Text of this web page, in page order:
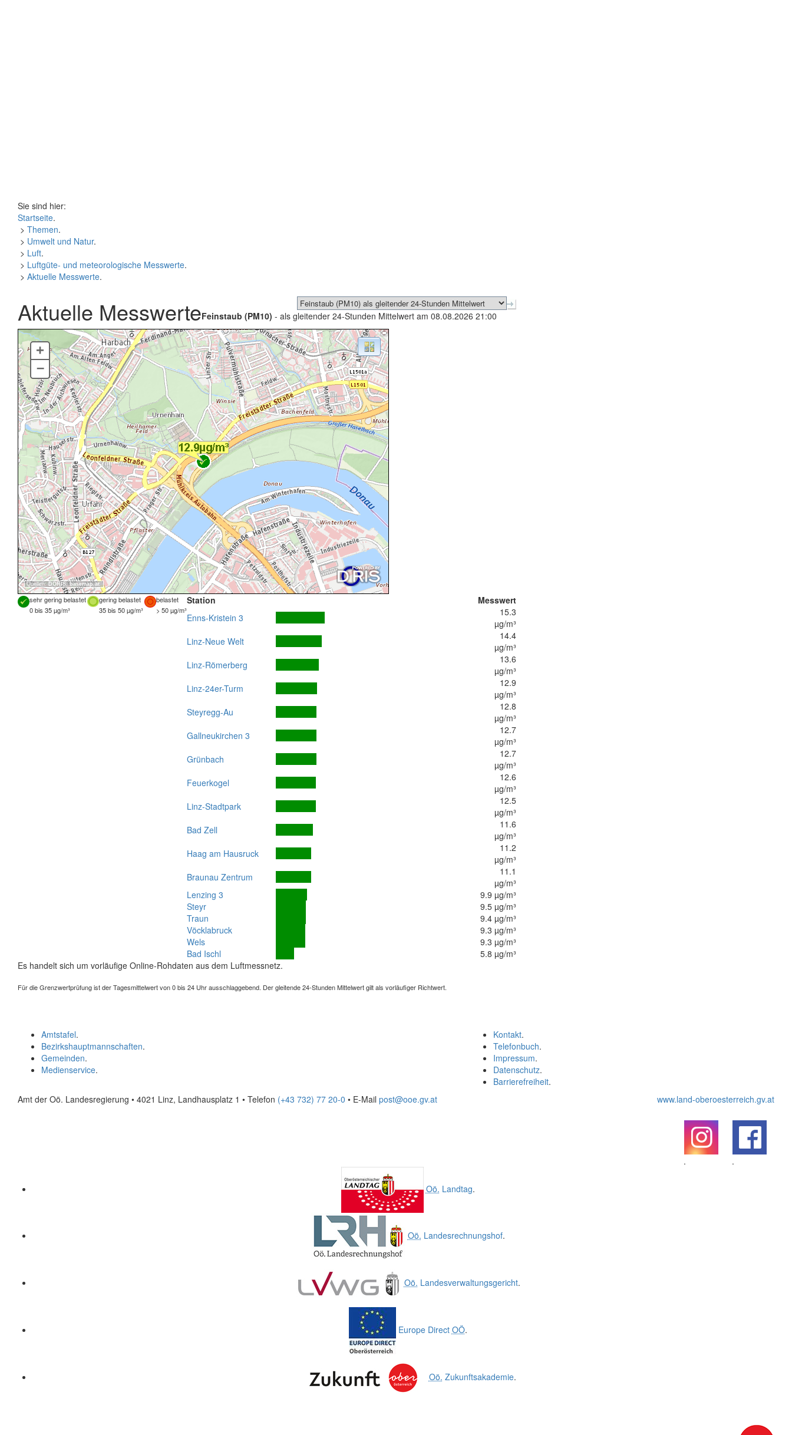
Sie sind hier:
Startseite.
> Themen.
> Umwelt und Natur.
> Luft.
> Luftgüte- und meteorologische Messwerte.
> Aktuelle Messwerte.
Aktuelle MesswerteFeinstaub (PM10) - als gleitender 24-Stunden Mittelwert am 08.08.2026 21:00
Quellen: DORIS,basemap.at
+
–
sehr gering belastet gering belastet
belastet
0 bis 35 µg/m³
35 bis 50 µg/m³ > 50 µg/m³
Station
Messwert
Enns-Kristein 3
15.3
µg/m³
Linz-Neue Welt
14.4
µg/m³
Linz-Römerberg
13.6
µg/m³
Linz-24er-Turm
12.9
µg/m³
Steyregg-Au
12.8
µg/m³
Gallneukirchen 3
12.7
µg/m³
Grünbach
12.7
µg/m³
Feuerkogel
12.6
µg/m³
Linz-Stadtpark
12.5
µg/m³
Bad Zell
11.6
µg/m³
Haag am Hausruck
11.2
µg/m³
Braunau Zentrum
11.1
µg/m³
Lenzing 3
9.9 µg/m³
Steyr
9.5 µg/m³
Traun
9.4 µg/m³
Vöcklabruck
9.3 µg/m³
Wels
9.3 µg/m³
Bad Ischl
5.8 µg/m³
Es handelt sich um vorläufige Online-Rohdaten aus dem Luftmessnetz.
Für die Grenzwertprüfung ist der Tagesmittelwert von 0 bis 24 Uhr ausschlaggebend. Der gleitende 24-Stunden Mittelwert gilt als vorläufiger Richtwert.
Kontakt.
Telefonbuch.
Impressum.
Datenschutz.
Barrierefreiheit.
Amtstafel.
Bezirkshauptmannschaften.
Gemeinden.
Medienservice.
Amt der Oö. Landesregierung • 4021 Linz, Landhausplatz 1 • Telefon (+43 732) 77 20-0 • E-Mail post@ooe.gv.at www.land-oberoesterreich.gv.at
.
.
Oö. Landtag.
Oö. Landesrechnungshof.
Oö. Landesverwaltungsgericht.
Europe Direct OÖ.
Oö. Zukunftsakademie.